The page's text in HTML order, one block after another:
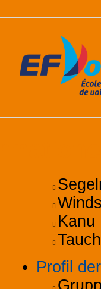
Kanu
Profil